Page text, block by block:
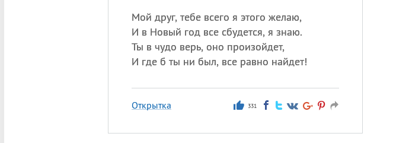
Мой друг, тебе всего я этого желаю,
И в Новый год все сбудется, я знаю.
Ты в чудо верь, оно произойдет,
И где б ты ни был, все равно найдет!
Открытка 331